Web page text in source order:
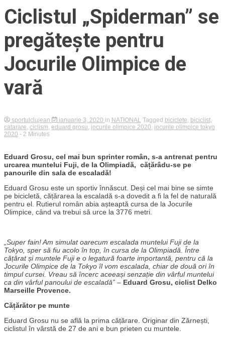
Ciclistul „Spiderman” se
pregătește pentru
Jocurile Olimpice de
vară
sportulclujean ianuarie 3, 2020 in NATIONAL Tagged biciclete biciclist,
catarare ciclism eduard grosu jocurile olimpice 2020 jocurile olimpice tokyo
2020 - 2 Minutes
Eduard Grosu, cel mai bun sprinter român, s-a antrenat pentru
urcarea muntelui Fuji, de la Olimpiadă, cățărâdu-se pe
panourile din sala de escaladă!
Eduard Grosu este un sportiv înnăscut. Deși cel mai bine se simte
pe bicicletă, cățărarea la escaladă s-a dovedit a fi la fel de naturală
pentru el. Rutierul român abia așteaptă cursa de la Jocurile
Olimpice, când va trebui să urce la 3776 metri.
„Super fain! Am simulat oarecum escalada muntelui Fuji de la
Tokyo, sper să fiu acolo în top, în cursa de la Olimpiadă. Între
cățărat și muntele Fuji e o legatură foarte importantă, pentru că la
Jocurile Olimpice de la Tokyo îl vom escalada, chiar de două ori în
timpul cursei. Vreau să încerc aceeași senzație din vârful muntelui
ca din vârful panoului de escaladă” – Eduard Grosu, ciclist Delko
Marseille Provence.
Cățărător pe munte
Eduard Grosu nu se află la prima cățărare. Originar din Zărnești,
ciclistul în vârstă de 27 de ani e bun prieten cu muntele.